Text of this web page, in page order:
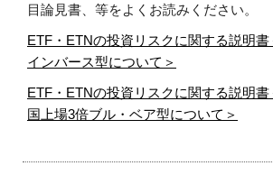
目論見書、等をよくお読みください。
ETF・ETNの投資リスクに関する説明書
インバース型について＞
ETF・ETNの投資リスクに関する説明
国上場3倍ブル・ベア型について＞